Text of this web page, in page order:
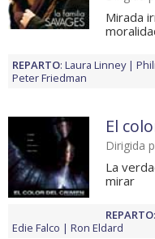
Mirada
REPARTO: Laura Linney
Peter Friedman
El
Dirigida
La
mirar
REPARTO:
Edie Falco
Ron Eldard